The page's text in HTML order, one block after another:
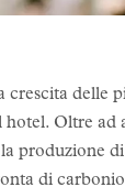
delle
Oltre ad
produzione
di